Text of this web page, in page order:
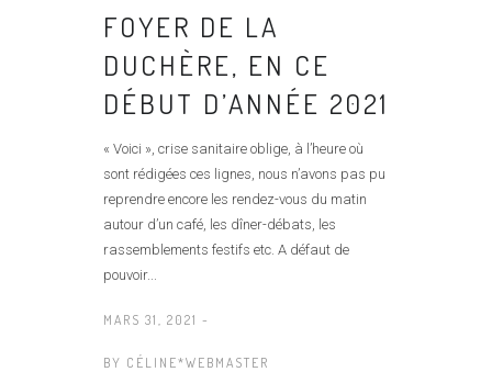
FOYER DE LA
DUCHÈRE, EN CE
DÉBUT D’ANNÉE 2021
« Voici », crise sanitaire oblige, à l’heure où
sont rédigées ces lignes, nous n’avons pas pu
reprendre encore les rendez-vous du matin
autour d’un café, les dîner-débats, les
rassemblements festifs etc. A défaut de
pouvoir...
MARS 31, 2021 -
BY CÉLINE*WEBMASTER